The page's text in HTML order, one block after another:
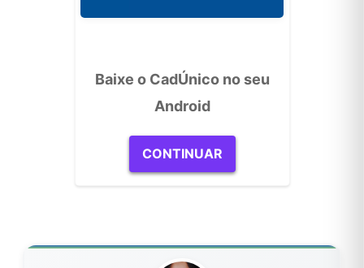
Baixe o CadÚnico no seu
Android
CONTINUAR